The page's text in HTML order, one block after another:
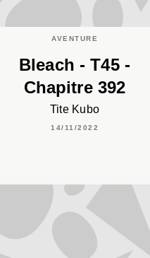
AVENTURE
Bleach - T45 -
Chapitre 392
Tite Kubo
14/11/2022